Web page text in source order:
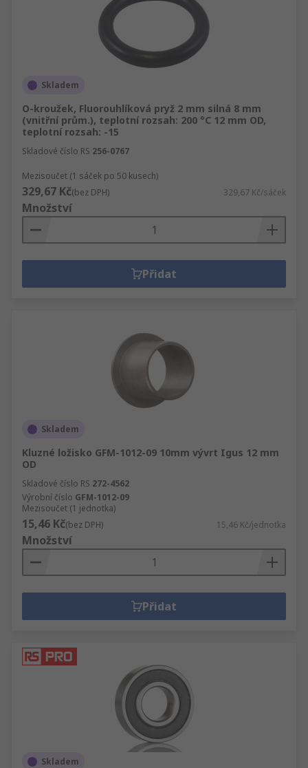
Skladem
O-kroužek, Fluorouhlíková pryž 2 mm silná 8 mm
(vnitřní prům.), teplotní rozsah: 200 °C 12 mm OD,
teplotní rozsah: -15
Skladové číslo RS 256-0767
Mezisoučet (1 sáček po 50 kusech)
329,67 Kč(bez DPH) 329,67 Kč/sáček
Množství
Přidat
Skladem
Kluzné ložisko GFM-1012-09 10mm vývrt Igus 12 mm
OD
Skladové číslo RS 272-4562
Výrobní číslo GFM-1012-09
Mezisoučet (1 jednotka)
15,46 Kč(bez DPH) 15,46 Kč/jednotka
Množství
Přidat
Skladem